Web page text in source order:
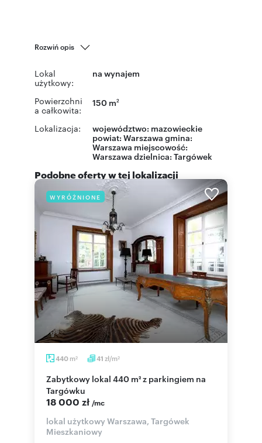
Rozwiń opis
Lokal
użytkowy:
na wynajem
Powierzchni
a całkowita:
150 m2
Lokalizacja: województwo: mazowieckie
powiat: Warszawa gmina:
Warszawa miejscowość:
Warszawa dzielnica: Targówek
Podobne oferty w tej lokalizacji
WYRÓŻNIONE
440 m2 41 zł/m2
Zabytkowy lokal 440 m² z parkingiem na
Targówku
18 000 zł /mc
lokal użytkowy Warszawa, Targówek
Mieszkaniowy